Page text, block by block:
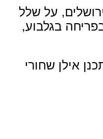
על שלל
בגלבוע,
אילן שחורי